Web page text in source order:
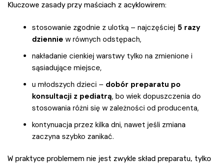
Kluczowe zasady przy maściach z acyklowirem:
stosowanie zgodnie z ulotką – najczęściej 5 razy
dziennie w równych odstępach,
nakładanie cienkiej warstwy tylko na zmienione i
sąsiadujące miejsce,
u młodszych dzieci – dobór preparatu po
konsultacji z pediatrą, bo wiek dopuszczenia do
stosowania różni się w zależności od producenta,
kontynuacja przez kilka dni, nawet jeśli zmiana
zaczyna szybko zanikać.
W praktyce problemem nie jest zwykle skład preparatu, tylko